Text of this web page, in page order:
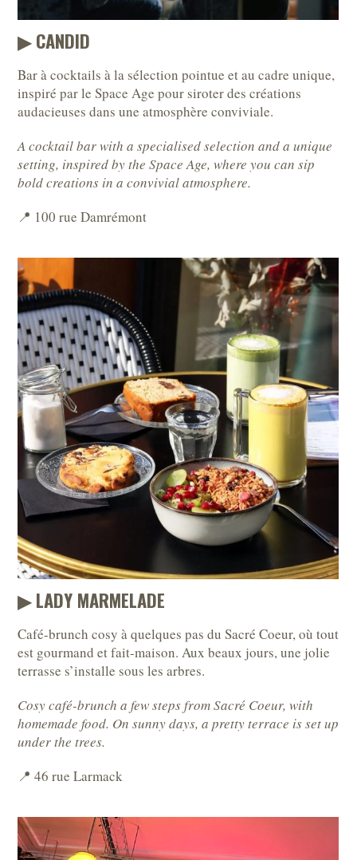
▶︎ CANDID
Bar à cocktails à la sélection pointue et au cadre unique,
inspiré par le Space Age pour siroter des créations
audacieuses dans une atmosphère conviviale.
A cocktail bar with a specialised selection and a unique
setting, inspired by the Space Age, where you can sip
bold creations in a convivial atmosphere.
📍 100 rue Damrémont
▶︎ LADY MARMELADE
Café-brunch cosy à quelques pas du Sacré Coeur, où tout
est gourmand et fait-maison. Aux beaux jours, une jolie
terrasse s’installe sous les arbres.
Cosy café-brunch a few steps from Sacré Coeur, with
homemade food. On sunny days, a pretty terrace is set up
under the trees.
📍 46 rue Larmack